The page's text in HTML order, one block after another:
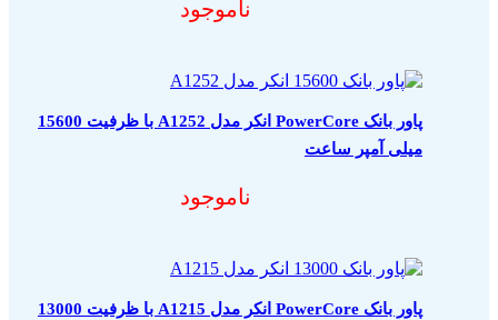
ناموجود
پاور بانک PowerCore انکر مدل A1252 با ظرفیت 15600
میلی آمپر ساعت
ناموجود
پاور بانک PowerCore انکر مدل A1215 با ظرفیت 13000